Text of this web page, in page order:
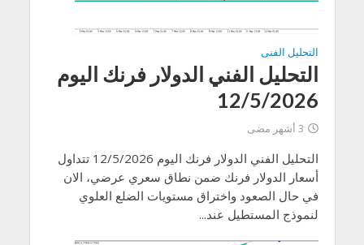
التحليل الفنى
التحليل الفني الدولار فرنك اليوم
12/5/2026
3 أشهر مضى
التحليل الفني الدولار فرنك اليوم 12/5/2026 تتداول
أسعار الدولار فرنك ضمن نطاق سعري عرضي، الان
في حال الصعود واختراق مستويات الضلع العلوي
لنموذج المستطيل عند...